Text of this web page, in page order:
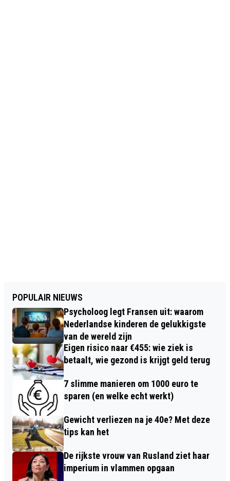
POPULAIR NIEUWS
Psycholoog legt Fransen uit: waarom
Nederlandse kinderen de gelukkigste
van de wereld zijn
Eigen risico naar €455: wie ziek is
betaalt, wie gezond is krijgt geld terug
7 slimme manieren om 1000 euro te
sparen (en welke echt werkt)
Gewicht verliezen na je 40e? Met deze
tips kan het
De rijkste vrouw van Rusland ziet haar
imperium in vlammen opgaan